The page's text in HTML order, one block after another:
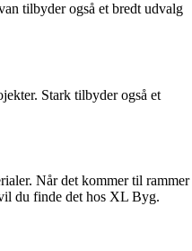
tilbyder også et bredt udvalg
Stark tilbyder også et
Når det kommer til rammer
du finde det hos XL Byg.